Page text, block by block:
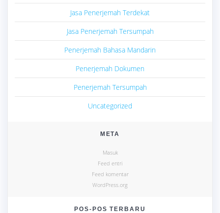
Jasa Penerjemah Terdekat
Jasa Penerjemah Tersumpah
Penerjemah Bahasa Mandarin
Penerjemah Dokumen
Penerjemah Tersumpah
Uncategorized
META
Masuk
Feed entri
Feed komentar
WordPress.org
POS-POS TERBARU